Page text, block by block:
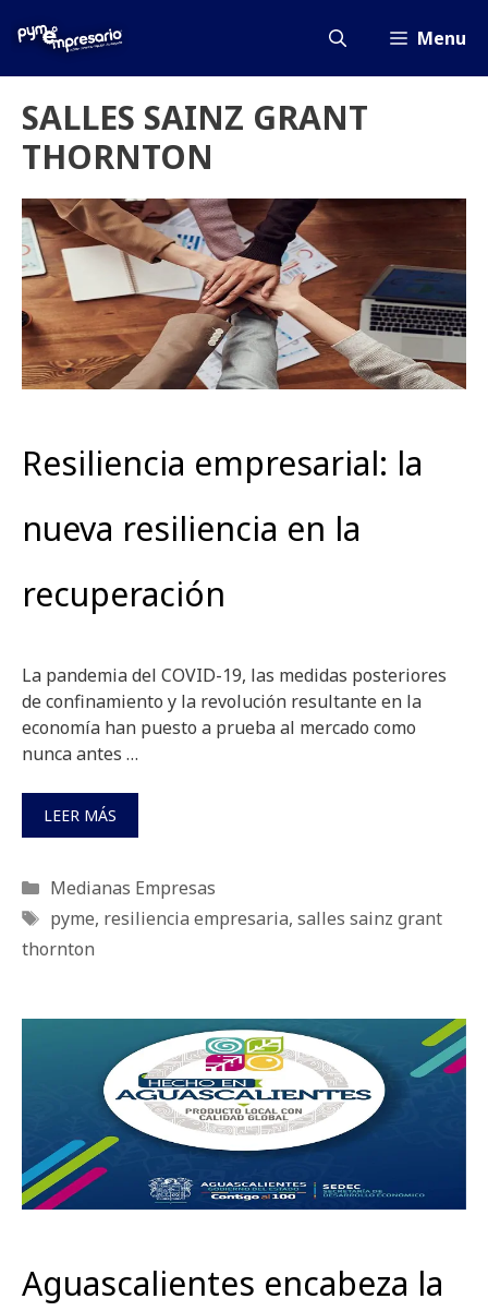
Menu
SALLES SAINZ GRANT
THORNTON
Resiliencia empresarial: la
nueva resiliencia en la
recuperación
La pandemia del COVID-19, las medidas posteriores
de confinamiento y la revolución resultante en la
economía han puesto a prueba al mercado como
nunca antes …
LEER MÁS
Categorías
Medianas Empresas
Etiquetas
pyme, resiliencia empresaria, salles sainz grant
thornton
Aguascalientes encabeza la